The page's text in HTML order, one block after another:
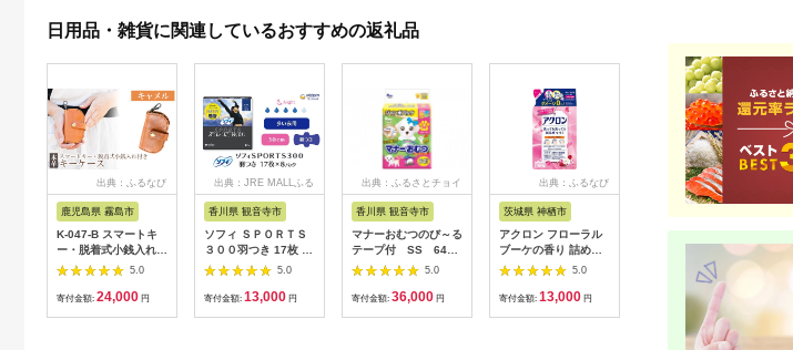
日用品・雑貨に関連しているおすすめの返礼品
出典：ふるなび
鹿児島県 霧島市
K-047-B スマートキ
ー・脱着式小銭入れ付
きキーケース＜キャメ
ル＞【m's】霧島市 革
革製品 牛革 本革 ヌメ
5.0
寄付金額: 24,000 円
出典：JRE MALLふる
香川県 観音寺市
ソフィ ＳＰＯＲＴＳ
３００羽つき 17枚 ×8
日用品 生理用品 ナプ
キン ずれに強い スポ
ーツ用 ユニチャーム
5.0
寄付金額: 13,000 円
出典：ふるさとチョイ
香川県 観音寺市
マナーおむつのび～る
テープ付 SS 64枚
× 6袋
5.0
寄付金額: 36,000 円
出典：ふるなび
茨城県 神栖市
アクロン フローラル
ブーケの香り 詰め替
え用12袋 セット おし
5.0
寄付金額: 13,000 円
出典：JRE MALLふる
さと納税
【鎌倉天幕】ふるさと
CHAIR／SAFARI 折り
畳み式アウトドアチェ
ア(座面生地・２枚使
い) KTM-CHSF
寄付金額:60,000